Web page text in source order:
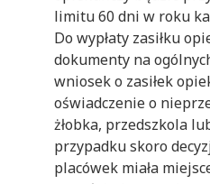
limitu 60 dni w roku
Do wypłaty zasiłku
dokumenty na
wniosek o zasiłek
oświadczenie o
żłobka, przedszkola
przypadku skoro
placówek miała